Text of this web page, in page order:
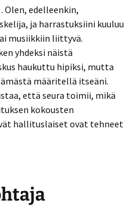
edelleenkin,
ja harrastuksiini kuuluu
musiikkiin liittyvä.
yhdeksi näistä
haukuttu hipiksi, mutta
määritellä itseäni.
että seura toimii, mikä
kokousten
hallituslaiset ovat tehneet